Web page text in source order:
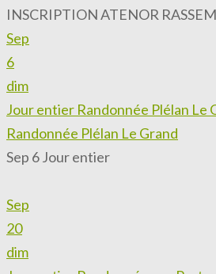
INSCRIPTION ATENOR
Sep
6
dim
Jour entier Randonnée Plélan Le
Randonnée Plélan Le Grand
Sep 6Jour entier
Sep
20
dim